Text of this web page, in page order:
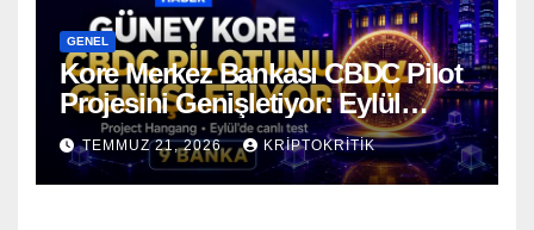
GENEL
Kore Merkez Bankası CBDC Pilot
Projesini Genişletiyor: Eylül
Ayında Gerçek Transferler
Başlıyor
TEMMUZ 21, 2026 KRIPTOKRITIK